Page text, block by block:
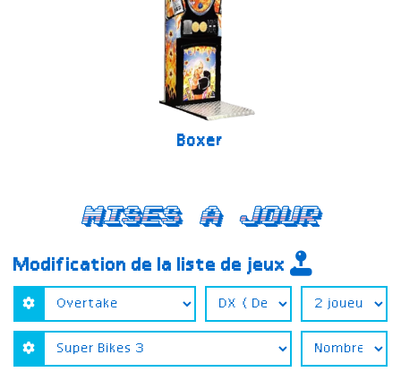
Boxer
Mises a jour
Modification de la liste de jeux